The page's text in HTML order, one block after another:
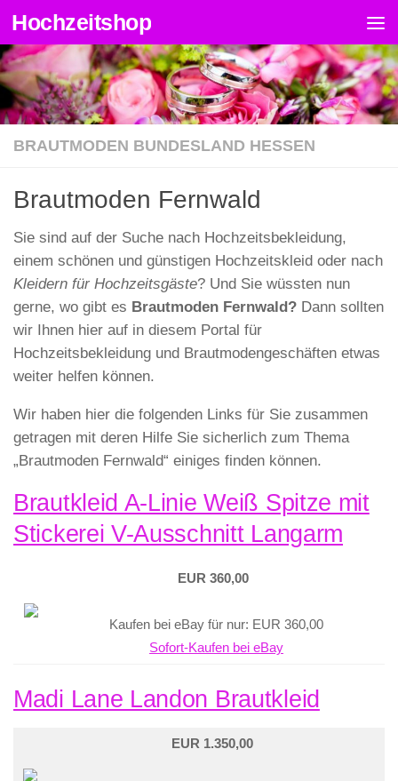
Zum Inhalt springen
Hochzeitshop
BRAUTMODEN BUNDESLAND HESSEN
Brautmoden Fernwald
Sie sind auf der Suche nach Hochzeitsbekleidung,
einem schönen und günstigen Hochzeitskleid oder nach
Kleidern für Hochzeitsgäste? Und Sie wüssten nun
gerne, wo gibt es Brautmoden Fernwald? Dann sollten
wir Ihnen hier auf in diesem Portal für
Hochzeitsbekleidung und Brautmodengeschäften etwas
weiter helfen können.
Wir haben hier die folgenden Links für Sie zusammen
getragen mit deren Hilfe Sie sicherlich zum Thema
„Brautmoden Fernwald“ einiges finden können.
Brautkleid A-Linie Weiß Spitze mit
Stickerei V-Ausschnitt Langarm
EUR 360,00
Kaufen bei eBay für nur: EUR 360,00
Sofort-Kaufen bei eBay
Madi Lane Landon Brautkleid
EUR 1.350,00